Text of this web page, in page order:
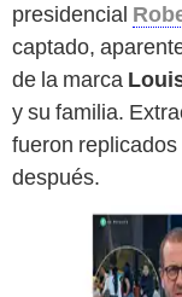
presidencial
captado,
de la marca
y su familia.
fueron
después.